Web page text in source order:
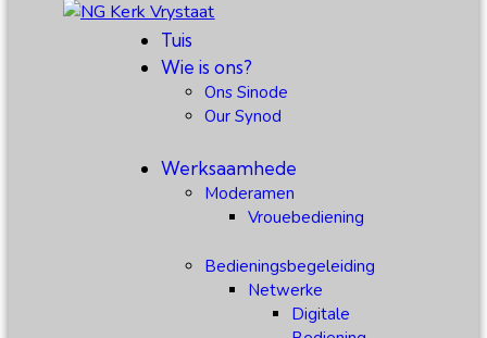
Tuis
Wie is ons?
Ons Sinode
Our Synod
Werksaamhede
Moderamen
Vrouebediening
Bedieningsbegeleiding
Netwerke
Digitale